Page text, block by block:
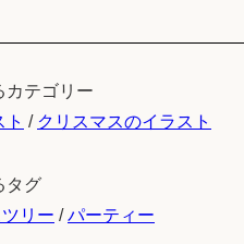
カテゴリー
/ クリスマスのイラスト
タグ
リー /パーティー